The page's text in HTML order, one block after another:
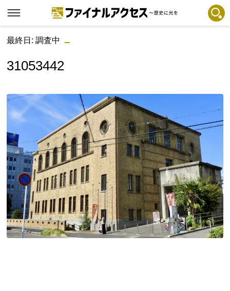
ファイナルアクセスとは
プライバシーポリシー
お問合せ
免責事項
不具合・報告事項
記事掲載基準
運営
特定商取引法に基づく表記
フリーワードで探す
最終日: 調査中
31053442